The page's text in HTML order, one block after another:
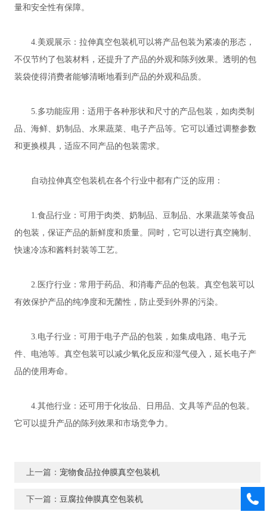
量和安全性有保障。
4.美观展示：拉伸真空包装机可以将产品包装为紧凑的形态，
不仅节约了包装材料，还提升了产品的外观和陈列效果。透明的包
装袋使得消费者能够清晰地看到产品的外观和品质。
5.多功能应用：适用于各种形状和尺寸的产品包装，如肉类制
品、海鲜、奶制品、水果蔬菜、电子产品等。它可以通过调整参数
和更换模具，适应不同产品的包装需求。
自动拉伸真空包装机在各个行业中都有广泛的应用：
1.食品行业：可用于肉类、奶制品、豆制品、水果蔬菜等食品
的包装，保证产品的新鲜度和质量。同时，它可以进行真空腌制、
快速冷冻和酱料封装等工艺。
2.医疗行业：常用于药品、和消毒产品的包装。真空包装可以
有效保护产品的纯净度和无菌性，防止受到外界的污染。
3.电子行业：可用于电子产品的包装，如集成电路、电子元
件、电池等。真空包装可以减少氧化反应和湿气侵入，延长电子产
品的使用寿命。
4.其他行业：还可用于化妆品、日用品、文具等产品的包装。
它可以提升产品的陈列效果和市场竞争力。
上一篇： 宠物食品拉伸膜真空包装机
下一篇： 豆腐拉伸膜真空包装机